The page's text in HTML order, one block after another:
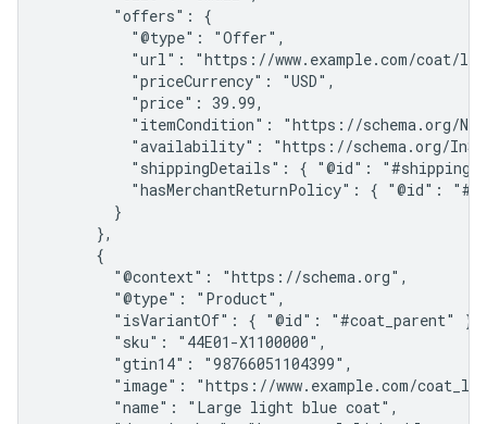
        "offers": {
          "@type": "Offer",
"url": "https://www.example.com/coat/
          "priceCurrency": "USD",
          "price": 39.99,
"itemCondition": "https://schema.org/
"availability": "https://schema.org/
"shippingDetails": { "@id":
"hasMerchantReturnPolicy": { "@id":
        }
      },
      {
        "@context": "https://schema.org",
        "@type": "Product",
        "isVariantOf": { "@id": "#coat_parent" },
        "sku": "44E01-X1100000",
        "gtin14": "98766051104399",
"image": "https://www.example.com/
        "name": "Large light blue coat",